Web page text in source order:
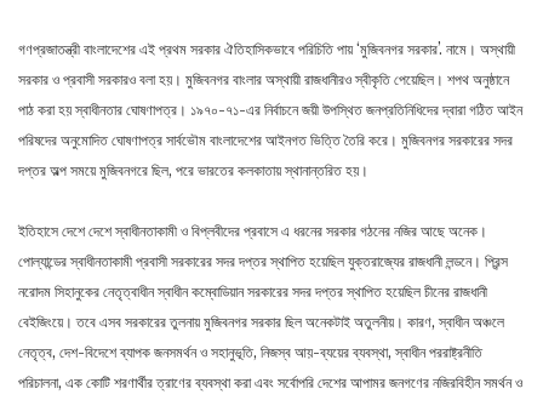
গণপ্রজাতন্ত্রী বাংলাদেশের এই প্রথম সরকার ঐতিহাসিকভাবে পরিচিতি পায় ‘মুজিবনগর সরকার’. নামে। অস্থায়ী
সরকার ও প্রবাসী সরকারও বলা হয়। মুজিবনগর বাংলার অস্থায়ী রাজধানীরও স্বীকৃতি পেয়েছিল। শপথ অনুষ্ঠানে
পাঠ করা হয় স্বাধীনতার ঘোষণাপত্র। ১৯৭০-৭১-এর নির্বাচনে জয়ী উপস্থিত জনপ্রতিনিধিদের দ্বারা গঠিত আইন
পরিষদের অনুমোদিত ঘোষণাপত্র সার্বভৌম বাংলাদেশের আইনগত ভিত্তি তৈরি করে। মুজিবনগর সরকারের সদর
দপ্তর অল্প সময়ে মুজিবনগরে ছিল, পরে ভারতের কলকাতায় স্থানান্তরিত হয়।
ইতিহাসে দেশে দেশে স্বাধীনতাকামী ও বিপ্লবীদের প্রবাসে এ ধরনের সরকার গঠনের নজির আছে অনেক।
পোল্যান্ডের স্বাধীনতাকামী প্রবাসী সরকারের সদর দপ্তর স্থাপিত হয়েছিল যুক্তরাজ্যের রাজধানী লন্ডনে। প্রিন্স
নরোদম সিহানুকের নেতৃত্বাধীন স্বাধীন কম্বোডিয়ান সরকারের সদর দপ্তর স্থাপিত হয়েছিল চীনের রাজধানী
বেইজিংয়ে। তবে এসব সরকারের তুলনায় মুজিবনগর সরকার ছিল অনেকটাই অতুলনীয়। কারণ, স্বাধীন অঞ্চলে
নেতৃত্ব, দেশ-বিদেশে ব্যাপক জনসমর্থন ও সহানুভূতি, নিজস্ব আয়-ব্যয়ের ব্যবস্থা, স্বাধীন পররাষ্ট্রনীতি
পরিচালনা, এক কোটি শরণার্থীর ত্রাণের ব্যবস্থা করা এবং সর্বোপরি দেশের আপামর জনগণের নজিরবিহীন সমর্থন ও